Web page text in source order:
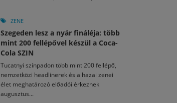
ZENE
Szegeden lesz a nyár fináléja: több
mint 200 fellépővel készül a Coca-
Cola SZIN
Tucatnyi színpadon több mint 200 fellépő,
nemzetközi headlinerek és a hazai zenei
élet meghatározó előadói érkeznek
augusztus...